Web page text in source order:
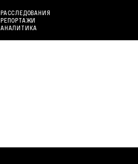
РАССЛЕДОВАНИЯ
РЕПОРТАЖИ
АНАЛИТИКА